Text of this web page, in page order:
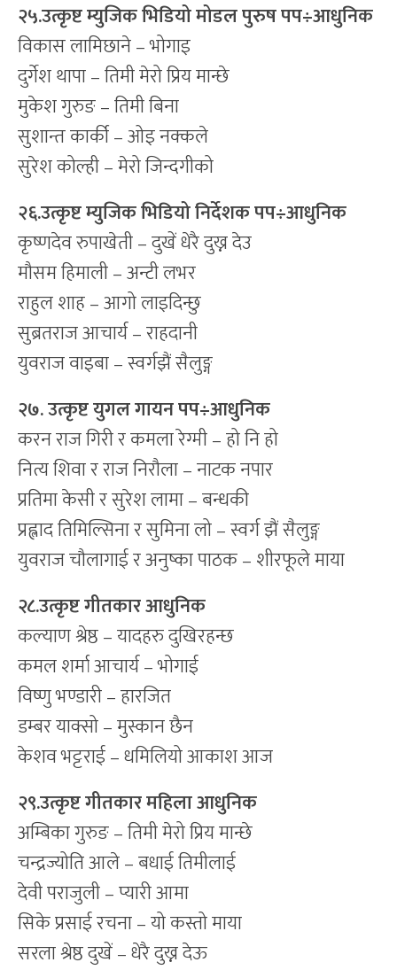
२५.उत्कृष्ट म्युजिक भिडियो मोडल पुरुष पप÷आधुनिक
विकास लामिछाने – भोगाइ
दुर्गेश थापा – तिमी मेरो प्रिय मान्छे
मुकेश गुरुङ – तिमी बिना
सुशान्त कार्की – ओइ नक्कले
सुरेश कोल्ही – मेरो जिन्दगीको
२६.उत्कृष्ट म्युजिक भिडियो निर्देशक पप÷आधुनिक
कृष्णदेव रुपाखेती – दुखें धेरै दुख्न देउ
मौसम हिमाली – अन्टी लभर
राहुल शाह – आगो लाइदिन्छु
सुब्रतराज आचार्य – राहदानी
युवराज वाइबा – स्वर्गझैं सैलुङ्ग
२७. उत्कृष्ट युगल गायन पप÷आधुनिक
करन राज गिरी र कमला रेग्मी – हो नि हो
नित्य शिवा र राज निरौला – नाटक नपार
प्रतिमा केसी र सुरेश लामा – बन्धकी
प्रह्लाद तिमिल्सिना र सुमिना लो – स्वर्ग झैं सैलुङ्ग
युवराज चौलागाई र अनुष्का पाठक – शीरफूले माया
२८.उत्कृष्ट गीतकार आधुनिक
कल्याण श्रेष्ठ – यादहरु दुखिरहन्छ
कमल शर्मा आचार्य – भोगाई
विष्णु भण्डारी – हारजित
डम्बर याक्सो – मुस्कान छैन
केशव भट्टराई – धमिलियो आकाश आज
२९.उत्कृष्ट गीतकार महिला आधुनिक
अम्बिका गुरुङ – तिमी मेरो प्रिय मान्छे
चन्द्रज्योति आले – बधाई तिमीलाई
देवी पराजुली – प्यारी आमा
सिके प्रसाई रचना – यो कस्तो माया
सरला श्रेष्ठ दुखें – धेरै दुख्न देऊ